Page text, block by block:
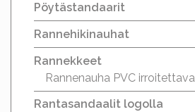
Pöytästandaarit
Rannehikinauhat
Rannekkeet
Rannenauha PVC irroitettava
Rantasandaalit logolla